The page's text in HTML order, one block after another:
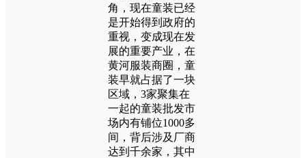
角，现在童装已经
是开始得到政府的
重视，变成现在发
展的重要产业，在
黄河服装商圈，童
装早就占据了一块
区域，3家聚集在
一起的童装批发市
场内有铺位1000多
间，背后涉及厂商
达到千余家，其中